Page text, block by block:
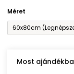
Méret
60x80cm
Most